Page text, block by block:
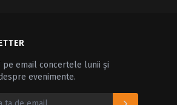
pe email concertele lunii și
evenimente.